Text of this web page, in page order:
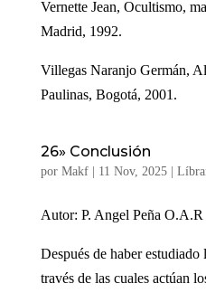
Vernette Jean, Ocultismo,
Madrid, 1992.
Villegas Naranjo Germán,
Paulinas, Bogotá, 2001.
26» Conclusión
por Makf| 11 Nov, 2025|
Autor: P. Angel Peña O.A.R
Después de haber estudiado
través de las cuales actúan